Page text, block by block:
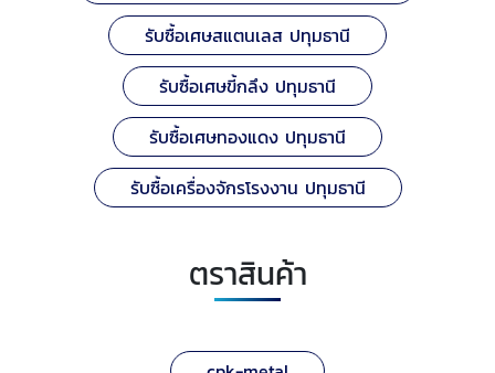
รับซื้อเศษสแตนเลส ปทุมธานี
รับซื้อเศษขี้กลึง ปทุมธานี
รับซื้อเศษทองแดง ปทุมธานี
รับซื้อเครื่องจักรโรงงาน ปทุมธานี
ตราสินค้า